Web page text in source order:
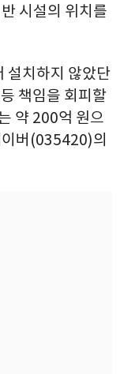
시설의 위치를
설치하지 않았단
책임을 회피할
약 200억 원으
버(035420)의